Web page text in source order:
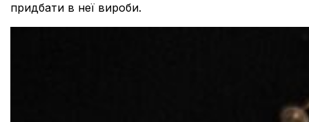
придбати в неї вироби.